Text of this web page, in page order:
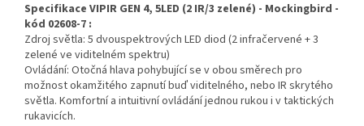
Specifikace VIPIR GEN 4, 5LED (2 IR/3 zelené) - Mockingbird -
kód 02608-7 :
Zdroj světla: 5 dvouspektrových LED diod (2 infračervené + 3
zelené ve viditelném spektru)
Ovládání: Otočná hlava pohybující se v obou směrech pro
možnost okamžitého zapnutí buď viditelného, nebo IR skrytého
světla. Komfortní a intuitivní ovládání jednou rukou i v taktických
rukavicích.